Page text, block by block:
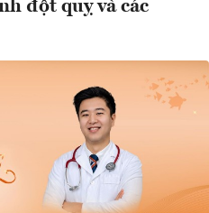
đột quỵ và các